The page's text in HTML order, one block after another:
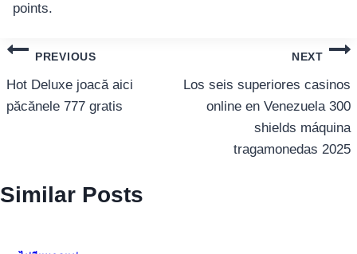
points.
แนะแนว
เรื่อง
PREVIOUS
Hot Deluxe joacă aici
păcănele 777 gratis
NEXT
Los seis superiores casinos
online en Venezuela 300
shields máquina
tragamonedas 2025
Similar Posts